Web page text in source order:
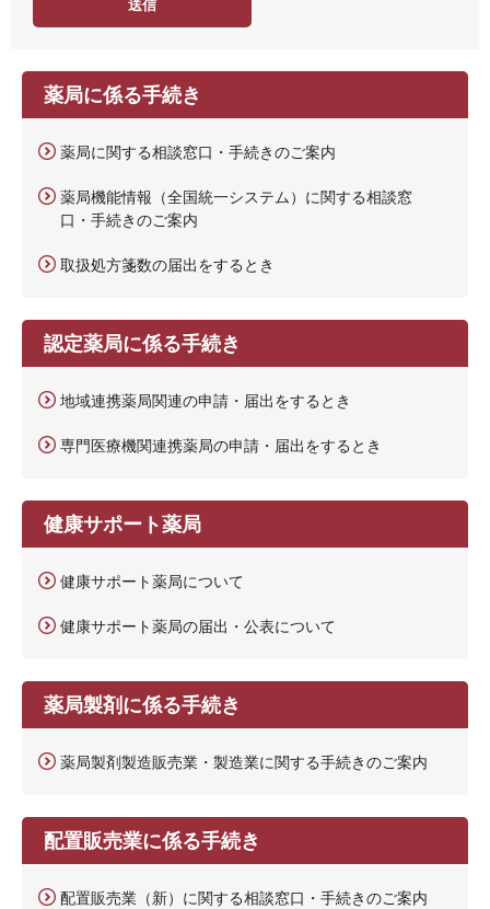
薬局に係る手続き
薬局に関する相談窓口・手続きのご案内
薬局機能情報（全国統一システム）に関する相談窓
口・手続きのご案内
取扱処方箋数の届出をするとき
認定薬局に係る手続き
地域連携薬局関連の申請・届出をするとき
専門医療機関連携薬局の申請・届出をするとき
健康サポート薬局
健康サポート薬局について
健康サポート薬局の届出・公表について
薬局製剤に係る手続き
薬局製剤製造販売業・製造業に関する手続きのご案内
配置販売業に係る手続き
配置販売業（新）に関する相談窓口・手続きのご案内